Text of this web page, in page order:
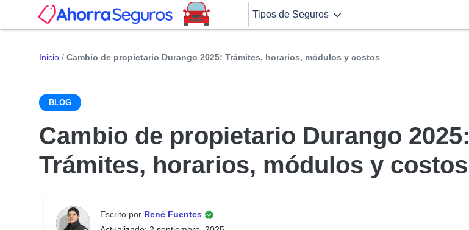
Tipos de Seguros
Inicio / Cambio de propietario Durango 2025: Trámites, horarios, módulos y costos
BLOG
Cambio de propietario Durango 2025:
Trámites, horarios, módulos y costos
Escrito por René Fuentes